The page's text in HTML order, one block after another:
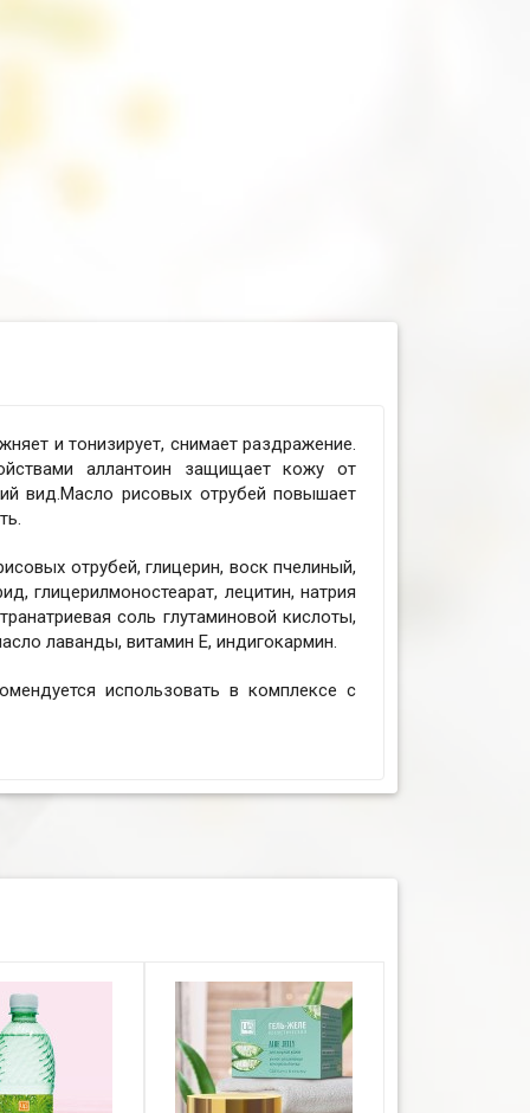
и тонизирует, снимает раздражение.
аллантоин защищает кожу от
вид.Масло рисовых отрубей повышает
отрубей, глицерин, воск пчелиный,
глицерилмоностеарат, лецитин, натрия
соль глутаминовой кислоты,
лаванды, витамин Е, индигокармин.
использовать в комплексе с